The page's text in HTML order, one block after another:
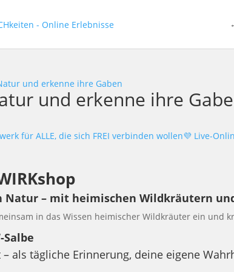
und erkenne ihre Gaben
und erkenne ihre
für ALLE, die sich FREI verbinden wollen💜 Live-
– mit heimischen Wildkräutern
in das Wissen heimischer Wildkräuter ein und
als tägliche Erinnerung, deine eigene